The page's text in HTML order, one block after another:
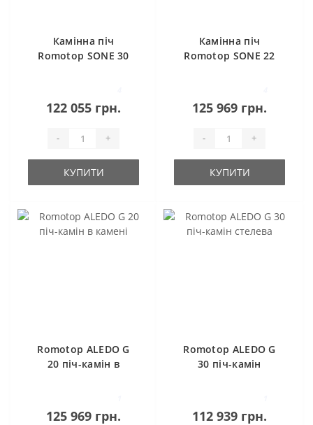
Камінна піч
Romotop SONE 30
122 055 грн.
- +
КУПИТИ
Камінна піч
Romotop SONE 22
125 969 грн.
- +
КУПИТИ
Romotop ALEDO G
20 піч-камін в
125 969 грн.
Romotop ALEDO G
30 піч-камін
112 939 грн.